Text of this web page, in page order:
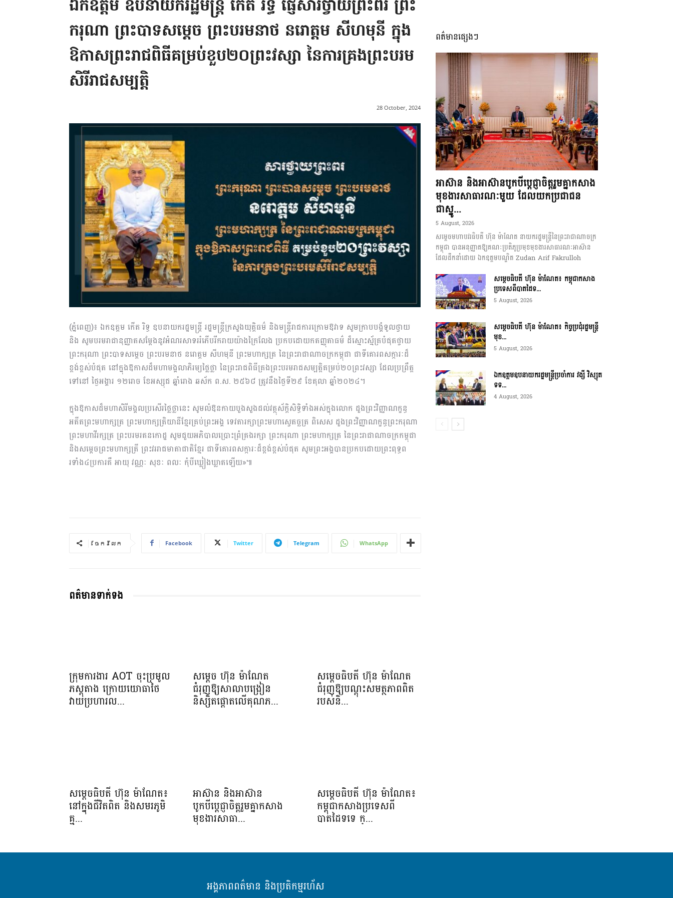
ភាព​
ព័ត៌មាន​
និង
ប្រតិកម្ម
រហ័ស
ឯកឧត្តម ឧបនាយករដ្ឋមន្ត្រី កើត រិទ្ធ ផ្ញើសារថ្វាយព្រះពរ ព្រះ
ករុណា ព្រះបាទសម្តេច ព្រះបរមនាថ នរោត្តម សីហមុនី ក្នុង
ឱកាសព្រះរាជពិធីគម្រប់ខួប២០ព្រះវស្សា នៃការគ្រងព្រះបរម
សិរីរាជសម្បត្តិ
28 October, 2024
(ភ្នំពេញ)៖ ឯកឧត្តម កើត រិទ្ធ ឧបនាយករដ្ឋមន្ត្រី រដ្ឋមន្ត្រីក្រសួងយុត្តិធម៌ និងមន្ត្រីរាជការក្រោមឱវាទ សូមក្រាបបង្គំទូលថ្វាយ
និង សូមបរមរាជានុញ្ញាតសម្តែងនូវអំណរសាទររំភើបរីករាយយ៉ាងក្រៃលែង ប្រកបដោយកតញ្ញុតាធម៌ ដ៏ស្មោះស្ម័គ្របំផុតថ្វាយ
ព្រះករុណា ព្រះបាទសម្តេច ព្រះបរមនាថ នរោត្តម សីហមុនី ព្រះមហាក្សត្រ នៃព្រះរាជាណាចក្រកម្ពុជា ជាទីគោរពសក្ការៈដ៏
ខ្ពង់ខ្ពស់បំផុត នៅក្នុងឱកាសដ៏មហាមង្គលាភិរម្យថ្លៃថ្លា នៃព្រះរាជពិធីគ្រងព្រះបរមរាជសម្បត្តិគម្រប់២០ព្រះវស្សា ដែលប្រព្រឹត្ត
ទៅនៅ ថ្ងៃអង្គារ ១២រោច ខែអស្សុជ ឆ្នាំរោង ឆស័ក ព.ស. ២៥៦៨ ត្រូវនឹងថ្ងៃទី២៩ ខែតុលា ឆ្នាំ២០២៤។
ក្នុងឱកាសដ៏មហាសិរីមង្គលប្រសើរថ្លៃថ្លានេះ សូមលំឱនកាយបួងសួងដល់វត្ថុស័ក្តិសិទ្ធិទាំងអស់ក្នុងលោក ដួងព្រះវិញ្ញាណក្ខន្ធ
អតីតព្រះមហាក្សត្រ ព្រះមហាក្សត្រិយានីខ្មែរគ្រប់ព្រះអង្គ ទេវតារក្សាព្រះមហាស្វេតច្ឆត្រ ពិសេស ដួងព្រះវិញ្ញាណក្ខន្ធព្រះករុណា
ព្រះមហាវីរក្សត្រ ព្រះបរមរតនកោដ្ឋ សូមជួយអភិបាលប្រោះព្រំគ្រងរក្សា ព្រះករុណា ព្រះមហាក្សត្រ នៃព្រះរាជាណាចក្រកម្ពុជា
និងសម្តេចព្រះមហាក្សត្រី ព្រះវររាជមាតាជាតិខ្មែរ ជាទីគោរពសក្ការៈដ៏ខ្ពង់ខ្ពស់បំផុត សូមព្រះអង្គបានប្រកបដោយព្រះពុទ្ធព
រទាំង៤ប្រការគឺ អាយុ វណ្ណៈ សុខៈ ពលៈ កុំបីឃ្លៀងឃ្លាតឡើយ»៕
ចែករំលែក Facebook Twitter Telegram WhatsApp
ពត៌មានទាក់ទង
ក្រុមការងារ AOT ចុះប្រមូល
ភស្តុតាង ក្រោយយោធាថៃ
វាយប្រហារល...
សម្តេច ហ៊ុន ម៉ាណែត
ជំរុញឱ្យសាលាបង្រៀន
និស្សិតផ្តោតលើគុណភ...
សម្តេចធិបតី ហ៊ុន ម៉ាណែត
ជំរុញឱ្យបណ្តុះសមត្ថភាពពិត
របស់និ...
សម្តេចធិបតី ហ៊ុន ម៉ាណែត៖
នៅក្នុងជីវិតពិត និងសមរភូមិ
គ្ម...
អាស៊ាន និងអាស៊ាន
បូកបីប្តេជ្ញាចិត្តរួមគ្នាកសាង
មុខងារសាធា...
សម្ដេចធិបតី ហ៊ុន ម៉ាណែត៖
កម្ពុជាកសាងប្រទេសពី
បាតដៃទទេ ក្...
ពត៌មានផ្សេងៗ
អាស៊ាន និងអាស៊ានបូកបីប្តេជ្ញាចិត្តរួមគ្នាកសាង
មុខងារសាធារណៈមួយ ដែលយកប្រជាជន
ជាស្នូ...
5 August, 2026
សម្តេចមហាបវរធិបតី ហ៊ុន ម៉ាណែត នាយករដ្ឋមន្ត្រីនៃព្រះរាជាណាចក្រ
កម្ពុជា បានអនុញ្ញាតឱ្យគណៈប្រតិភូប្រមុខមុខងារសាធារណៈអាស៊ាន
ដែលដឹកនាំដោយ ឯកឧត្តមបណ្ឌិត Zudan Arif Fakrulloh
សម្ដេចធិបតី ហ៊ុន ម៉ាណែត៖ កម្ពុជាកសាង
ប្រទេសពីបាតដៃទ...
5 August, 2026
សម្ដេចធិបតី ហ៊ុន ម៉ាណែត៖ កិច្ចប្រជុំរដ្ឋមន្ត្រី
មុខ...
5 August, 2026
ឯកឧត្តមឧបនាយករដ្ឋមន្ត្រីប្រចាំការ វង្សី វិស្សុត
ទទ...
4 August, 2026
អង្គភាពពត៌មាន និងប្រតិកម្មរហ័ស